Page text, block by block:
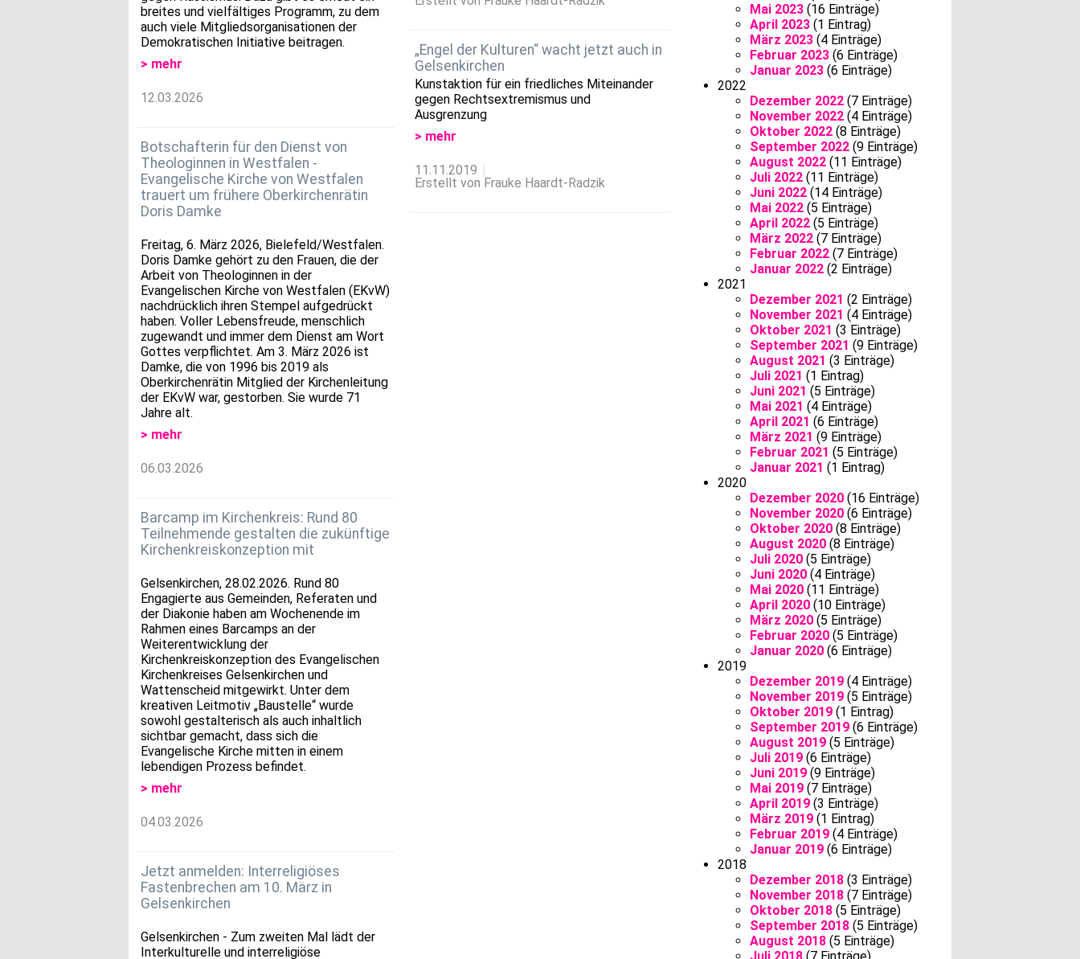
breites und vielfältiges Programm, zu dem
auch viele Mitgliedsorganisationen der
Demokratischen Initiative beitragen.
> mehr
12.03.2026
Botschafterin für den Dienst von
Theologinnen in Westfalen -
Evangelische Kirche von Westfalen
trauert um frühere Oberkirchenrätin
Doris Damke
Freitag, 6. März 2026, Bielefeld/Westfalen.
Doris Damke gehört zu den Frauen, die der
Arbeit von Theologinnen in der
Evangelischen Kirche von Westfalen (EKvW)
nachdrücklich ihren Stempel aufgedrückt
haben. Voller Lebensfreude, menschlich
zugewandt und immer dem Dienst am Wort
Gottes verpflichtet. Am 3. März 2026 ist
Damke, die von 1996 bis 2019 als
Oberkirchenrätin Mitglied der Kirchenleitung
der EKvW war, gestorben. Sie wurde 71
Jahre alt.
> mehr
06.03.2026
Barcamp im Kirchenkreis: Rund 80
Teilnehmende gestalten die zukünftige
Kirchenkreiskonzeption mit
Gelsenkirchen, 28.02.2026. Rund 80
Engagierte aus Gemeinden, Referaten und
der Diakonie haben am Wochenende im
Rahmen eines Barcamps an der
Weiterentwicklung der
Kirchenkreiskonzeption des Evangelischen
Kirchenkreises Gelsenkirchen und
Wattenscheid mitgewirkt. Unter dem
kreativen Leitmotiv „Baustelle“ wurde
sowohl gestalterisch als auch inhaltlich
sichtbar gemacht, dass sich die
Evangelische Kirche mitten in einem
lebendigen Prozess befindet.
> mehr
04.03.2026
Jetzt anmelden: Interreligiöses
Fastenbrechen am 10. März in
Gelsenkirchen
Gelsenkirchen - Zum zweiten Mal lädt der
Interkulturelle und interreligiöse
„Engel der Kulturen“ wacht jetzt auch in
Gelsenkirchen
Kunstaktion für ein friedliches Miteinander
gegen Rechtsextremismus und
Ausgrenzung
> mehr
11.11.2019
Erstellt von Frauke Haardt-Radzik
Mai 2023(16 Einträge)
April 2023(1 Eintrag)
März 2023(4 Einträge)
Februar 2023(6 Einträge)
Januar 2023(6 Einträge)
2022
Dezember 2022(7 Einträge)
November 2022(4 Einträge)
Oktober 2022(8 Einträge)
September 2022(9 Einträge)
August 2022(11 Einträge)
Juli 2022(11 Einträge)
Juni 2022(14 Einträge)
Mai 2022(5 Einträge)
April 2022(5 Einträge)
März 2022(7 Einträge)
Februar 2022(7 Einträge)
Januar 2022(2 Einträge)
2021
Dezember 2021 (2 Einträge)
November 2021 (4 Einträge)
Oktober 2021 (3 Einträge)
September 2021 (9 Einträge)
August 2021 (3 Einträge)
Juli 2021 (1 Eintrag)
Juni 2021 (5 Einträge)
Mai 2021 (4 Einträge)
April 2021 (6 Einträge)
März 2021 (9 Einträge)
Februar 2021 (5 Einträge)
Januar 2021 (1 Eintrag)
2020
Dezember 2020(16 Einträge)
November 2020(6 Einträge)
Oktober 2020(8 Einträge)
August 2020(8 Einträge)
Juli 2020(5 Einträge)
Juni 2020(4 Einträge)
Mai 2020(11 Einträge)
April 2020(10 Einträge)
März 2020(5 Einträge)
Februar 2020(5 Einträge)
Januar 2020(6 Einträge)
2019
Dezember 2019(4 Einträge)
November 2019(5 Einträge)
Oktober 2019(1 Eintrag)
September 2019(6 Einträge)
August 2019(5 Einträge)
Juli 2019(6 Einträge)
Juni 2019(9 Einträge)
Mai 2019(7 Einträge)
April 2019(3 Einträge)
März 2019(1 Eintrag)
Februar 2019(4 Einträge)
Januar 2019(6 Einträge)
2018
Dezember 2018(3 Einträge)
November 2018(7 Einträge)
Oktober 2018(5 Einträge)
September 2018(5 Einträge)
August 2018(5 Einträge)
Juli 2018(7 Einträge)